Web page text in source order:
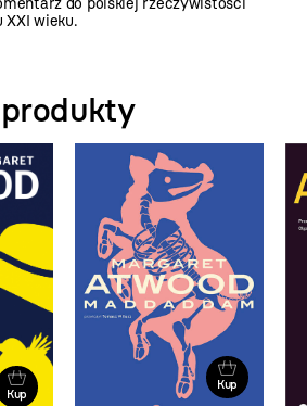
do polskiej rzeczywistości
XXI wieku.
Kup
Kup